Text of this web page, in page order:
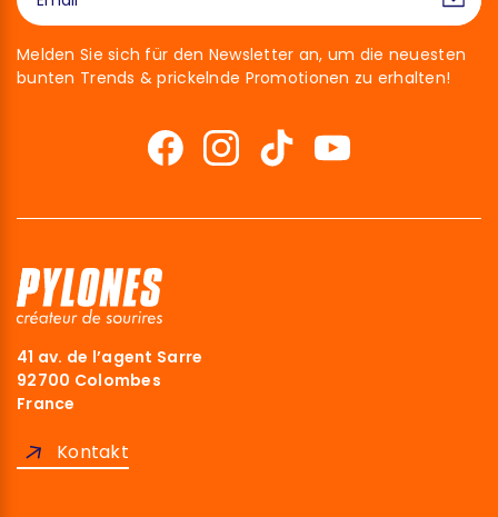
Melden Sie sich für den Newsletter an, um die neuesten
bunten Trends & prickelnde Promotionen zu erhalten!
41 av. de l’agent Sarre
92700 Colombes
France
Kontakt